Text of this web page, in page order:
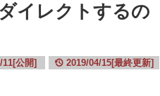
イレクトするの
11[公開] 2019/04/15[最終更新]